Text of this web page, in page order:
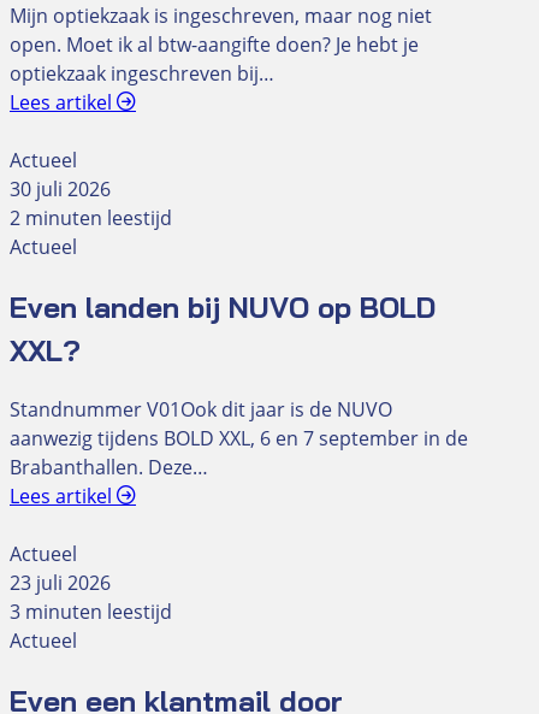
Mijn optiekzaak is ingeschreven, maar nog niet
open. Moet ik al btw-aangifte doen? Je hebt je
optiekzaak ingeschreven bij…
Lees artikel
Actueel
30 juli 2026
2 minuten leestijd
Actueel
Even landen bij NUVO op BOLD
XXL?
Standnummer V01Ook dit jaar is de NUVO
aanwezig tijdens BOLD XXL, 6 en 7 september in de
Brabanthallen. Deze…
Lees artikel
Actueel
23 juli 2026
3 minuten leestijd
Actueel
Even een klantmail door